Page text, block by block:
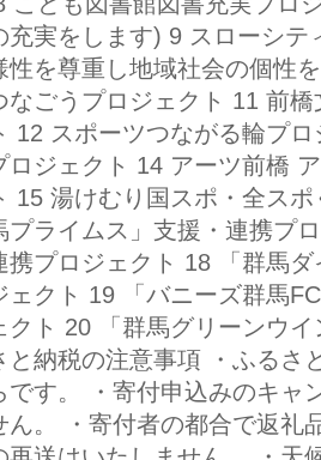
充実をします) 9 スローシ
性を尊重し地域社会の個性
なごうプロジェクト 11 前
12 スポーツつながる輪プ
ロジェクト 14 アーツ前橋
15 湯けむり国スポ・全ス
プライムス」支援・連携プ
携プロジェクト 18 「群馬
ェクト 19 「バニーズ群馬
クト 20 「群馬グリーンウ
と納税の注意事項 ・ふるさ
です。 ・寄付申込みのキャ
ん。 ・寄付者の都合で返礼